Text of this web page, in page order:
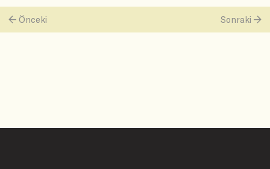
Önceki Sonraki